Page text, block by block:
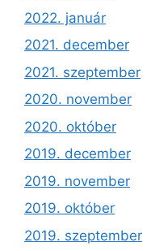
2022. január
2021. december
2021. szeptember
2020. november
2020. október
2019. december
2019. november
2019. október
2019. szeptember